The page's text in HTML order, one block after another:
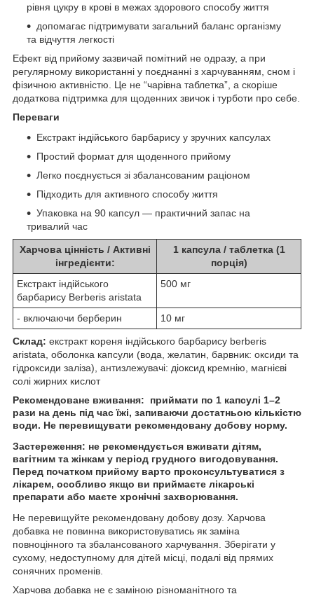
рівня цукру в крові в межах здорового способу життя
допомагає підтримувати загальний баланс організму
та відчуття легкості
Ефект від прийому зазвичай помітний не одразу, а при
регулярному використанні у поєднанні з харчуванням, сном і
фізичною активністю. Це не “чарівна таблетка”, а скоріше
додаткова підтримка для щоденних звичок і турботи про себе.
Переваги
Екстракт індійського барбарису у зручних капсулах
Простий формат для щоденного прийому
Легко поєднується зі збалансованим раціоном
Підходить для активного способу життя
Упаковка на 90 капсул — практичний запас на
тривалий час
Харчова цінність / Активні
інгредієнти:
1 капсула / таблетка (1
порція)
Екстракт індійського
барбарису Berberis aristata
500 мг
- включаючи берберин 10 мг
Склад: екстракт кореня індійського барбарису berberis
aristata, оболонка капсули (вода, желатин, барвник: оксиди та
гідроксиди заліза), антизлежувачі: діоксид кремнію, магнієві
солі жирних кислот
Рекомендоване вживання:
приймати по 1 капсулі 1–2
рази на день під час їжі, запиваючи достатньою кількістю
води. Не перевищувати рекомендовану добову норму.
Застереження: не рекомендується вживати дітям,
вагітним та жінкам у період грудного вигодовування.
Перед початком прийому варто проконсультуватися з
лікарем, особливо якщо ви приймаєте лікарські
препарати або маєте хронічні захворювання.
Не перевищуйте рекомендовану добову дозу. Харчова
добавка не повинна використовуватись як заміна
повноцінного та збалансованого харчування. Зберігати у
сухому, недоступному для дітей місці, подалі від прямих
сонячних променів.
Харчова добавка не є заміною різноманітного та